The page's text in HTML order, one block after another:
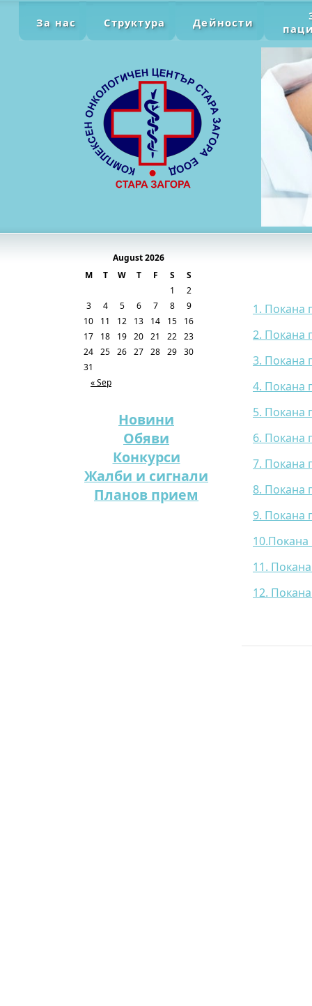
За нас Структура Дейности
August 2026
M
T W T F S S
« Sep
1
2
3
4 5 6 7 8
9
10
11 12 13 14 15
16
17
18 19 20 21 22 23
24 25 26 27 28 29 30
31
Новини
Обяви
Конкурси
Жалби и сигнали
Планов прием
1. Покана
2. Покана
3. Покана
4. Покана
5. Покана
6. Покана
7. Покана
8. Покана
9. Покана
11.
12.